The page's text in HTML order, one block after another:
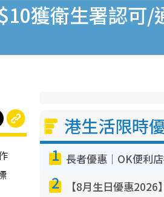
獲衛生署認可/
港生活限時
1
2